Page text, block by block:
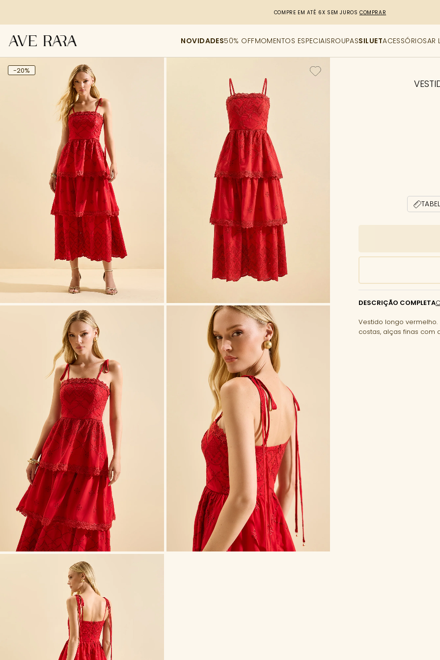
R$50,00 DE DESCONTO CUPOM: PRIMEIRACOMPRA[copiar cupom]
NOVIDADES50% OFFMOMENTOS ESPECIAISROUPASSILUETACESSÓRIOSAR
-20%
DESCRIÇÃO COMPLETA
Vestido longo
costas, alças finas com